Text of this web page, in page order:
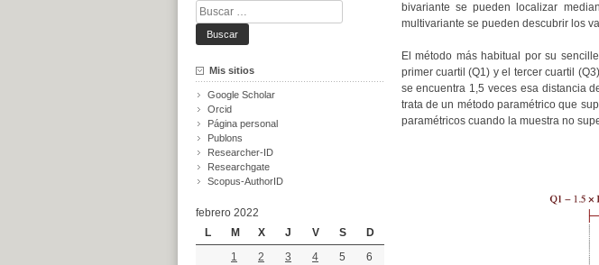
bivariante se pueden localizar
multivariante se pueden descubrir los
El método más habitual por su
primer cuartil (Q1) y el tercer cuartil
se encuentra 1,5 veces esa distancia
trata de un método paramétrico que
paramétricos cuando la muestra no
Buscar:
Mis sitios
Google Scholar
Orcid
Página personal
Publons
Researcher-ID
Researchgate
Scopus-AuthorID
febrero 2022
L
M X J V S
D
1
2 3 4 5
6